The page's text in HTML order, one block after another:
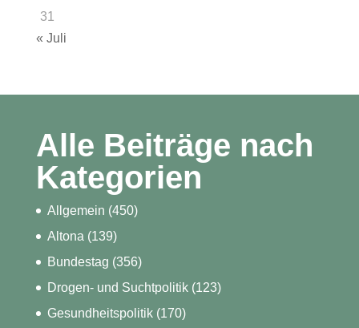
31
« Juli
Alle Beiträge nach
Kategorien
Allgemein (450)
Altona (139)
Bundestag (356)
Drogen- und Suchtpolitik(123)
Gesundheitspolitik(170)